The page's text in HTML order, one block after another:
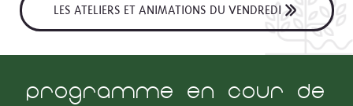
LES ATELIERS ET ANIMATIONS DU VENDREDI
Programme En Cour De